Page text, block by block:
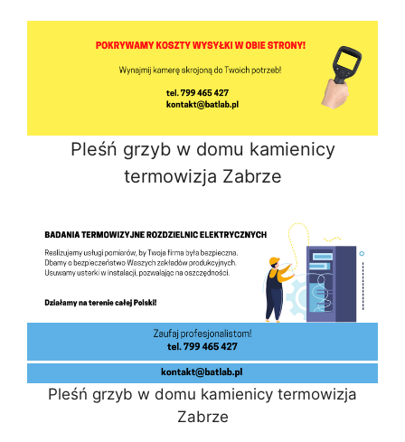
Pleśń grzyb w domu kamienicy
termowizja Zabrze
Pleśń grzyb w domu kamienicy termowizja
Zabrze